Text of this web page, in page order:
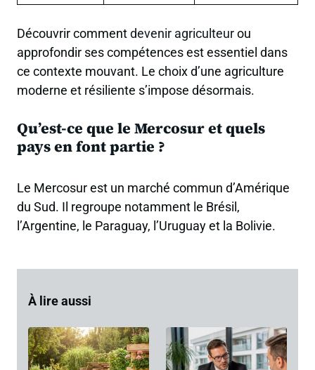
Découvrir commentdevenir agriculteurou
approfondir ses compétences est essentiel dans
ce contexte mouvant. Le choix d’une agriculture
moderne et résiliente s’impose désormais.
Qu’est-ce que le Mercosur et quels
pays en font partie ?
Le Mercosur est un marché commun d’Amérique
du Sud. Il regroupe notamment le Brésil,
l’Argentine, le Paraguay, l’Uruguay et la Bolivie.
À lire aussi